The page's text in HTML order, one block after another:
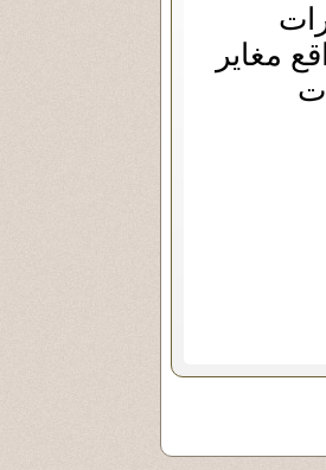
مغاير